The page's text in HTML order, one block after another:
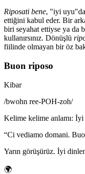
Riposati bene, "iyi
ettiğini kabul eder. Bir
biri seyahat ettiyse ya da
kullanırsınız. Dönüşlü
fiilinde olmayan bir öz
Buon riposo
Kibar
/bwohn ree-POH-zoh/
Kelime kelime anlamı: İyi
“Ci vediamo domani.
Yarın görüşürüz. İyi
🌍